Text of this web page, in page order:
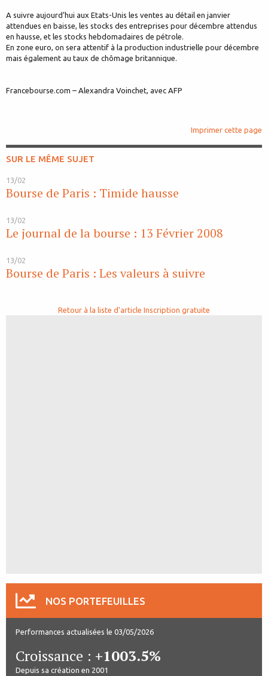
A suivre aujourd’hui aux Etats-Unis les ventes au détail en janvier
attendues en baisse, les stocks des entreprises pour décembre attendus
en hausse, et les stocks hebdomadaires de pétrole.
En zone euro, on sera attentif à la production industrielle pour décembre
mais également au taux de chômage britannique.
Francebourse.com – Alexandra Voinchet, avec AFP
Imprimer cette page
SUR LE MÊME SUJET
13/02
Bourse de Paris : Timide hausse
13/02
Le journal de la bourse : 13 Février 2008
13/02
Bourse de Paris : Les valeurs à suivre
Retour à la liste d'article Inscription gratuite
NOS PORTEFEUILLES
Performances actualisées le 03/05/2026
Croissance : +1003.5%
Depuis sa création en 2001